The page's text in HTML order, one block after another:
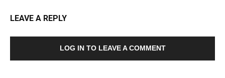
LEAVE A REPLY
LOG IN TO LEAVE A COMMENT